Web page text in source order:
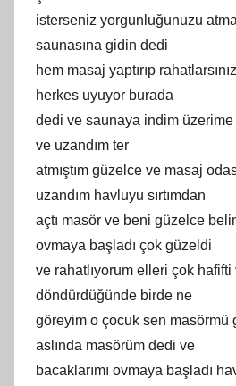
isterseniz yorgunluğunuzu
saunasına gidin dedi
hem masaj yaptırıp
herkes uyuyor burada
dedi ve saunaya indim üzerime
ve uzandım ter
atmıştım güzelce ve masaj
uzandım havluyu sırtımdan
açtı masör ve beni güzelce
ovmaya başladı çok güzeldi
ve rahatlıyorum elleri çok hafifti
döndürdüğünde birde ne
göreyim o çocuk sen masörmü
aslında masörüm dedi ve
bacaklarımı ovmaya başladı